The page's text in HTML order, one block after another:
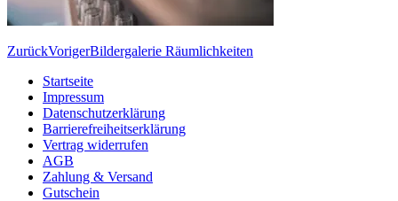
ZurückVorigerBildergalerie Räumlichkeiten
Startseite
Impressum
Datenschutzerklärung
Barrierefreiheitserklärung
Vertrag widerrufen
AGB
Zahlung & Versand
Gutschein